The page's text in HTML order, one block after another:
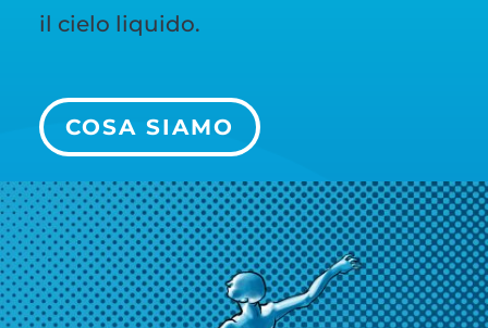
il cielo liquido.
COSA SIAMO